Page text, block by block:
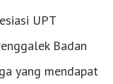
UPT
Badan
yang mendapat